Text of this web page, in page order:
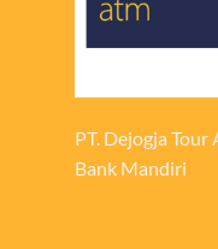
PT. Dejogja Tour
Bank Mandiri